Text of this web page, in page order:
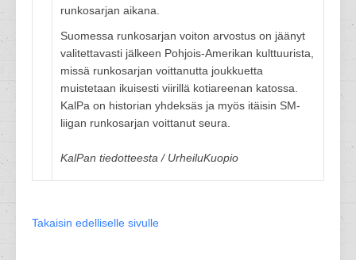
runkosarjan aikana.
Suomessa runkosarjan voiton arvostus on jäänyt
valitettavasti jälkeen Pohjois-Amerikan kulttuurista,
missä runkosarjan voittanutta joukkuetta
muistetaan ikuisesti viirillä kotiareenan katossa.
KalPa on historian yhdeksäs ja myös itäisin SM-
liigan runkosarjan voittanut seura.
KalPan tiedotteesta / UrheiluKuopio
Takaisin edelliselle sivulle